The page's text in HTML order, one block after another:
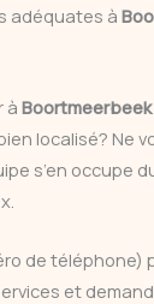
adéquates à
à Boortmeerbeek
localisé? Ne
s’en occupe
de téléphone)
et